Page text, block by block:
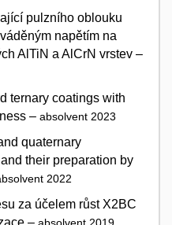
pulzního oblouku
napětím na
AlTiN a AlCrN vrstev –
ternary coatings with
– absolvent 2023
quaternary
their preparation by
2022
za účelem růst X2BC